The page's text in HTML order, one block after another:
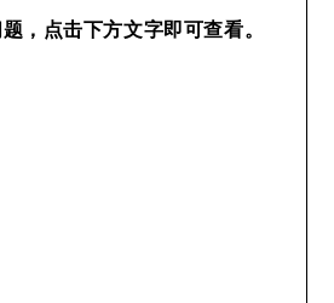
，点击下方文字即可查看。